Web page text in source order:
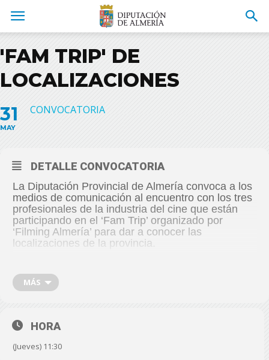
'FAM TRIP' DE
LOCALIZACIONES
31
MAY
CONVOCATORIA
DETALLE CONVOCATORIA
La Diputación Provincial de Almería convoca a los
medios de comunicación al encuentro con los tres
profesionales de la industria del cine que están
participando en el ‘Fam Trip’ organizado por
‘Filming Almería’ para dar a conocer las
localizaciones de la provincia.
Cultura, Antonio Jesús Rodríguez así como los
productores Andrés Santana, el director Antonio
MÁS
HORA
(Jueves) 11:30